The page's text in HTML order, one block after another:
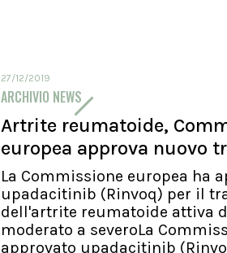
27/12/2019
ARCHIVIO NEWS
Artrite reumatoide,
europea approva nuovo
La Commissione europea ha
upadacitinib (Rinvoq) per il
dell'artrite reumatoide attiva
moderato a severoLa
approvato upadacitinib